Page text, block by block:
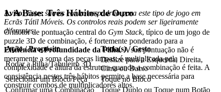
Aviso: Estes são os controlos padrão para este tipo de jogo em
Ecrãs Tátil Móveis. Os controlos reais podem ser ligeiramente
diferentes.
Ação / Propósito
Tecla(s) / Gesto
Rodar a Pilha/Tabuleiro 3D
Deslize para a Esquerda, Direita,
Cima ou Baixo
Selecionar um Bloco/Peça
Toque no Bloco
Confirmar uma Combinação
Toque Duplo ou Toque num Botão
1. A Base: Três Hábitos de Ouro
O motor de pontuação central do Gym Stack, típico de um jogo de
puzzle 3D de combinação, é fortemente ponderado para a
Eficiência e Profundidade da Pilha. A sua pontuação não é
meramente a soma das peças limpas; é multiplicada pela
complexidade e altura da estrutura quando a combinação é feita. A
consistência nestes três hábitos permite a base necessária para
construir combos de multiplicadores altos.